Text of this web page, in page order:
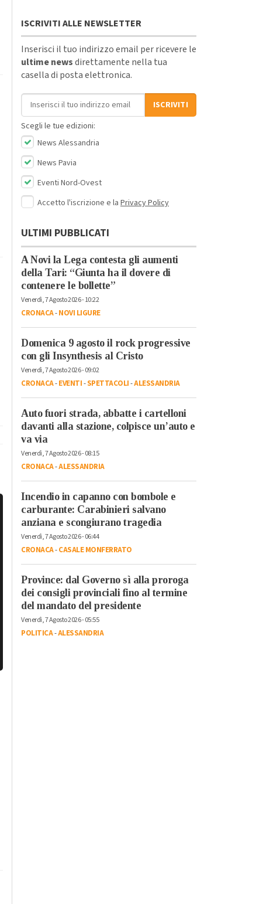
ISCRIVITI ALLE NEWSLETTER
Inserisci il tuo indirizzo email per ricevere le
ultime newsdirettamente nella tua
casella di posta elettronica.
Indirizzo email
ISCRIVITI
Scegli le tue edizioni:
News Alessandria
News Pavia
Eventi Nord-Ovest
Accetto l'iscrizione e la Privacy Policy
ULTIMI PUBBLICATI
A Novi la Lega contesta gli aumenti
della Tari: “Giunta ha il dovere di
contenere le bollette”
Venerdì, 7 Agosto 2026 - 10:22
CRONACA-NOVI LIGURE
Domenica 9 agosto il rock progressive
con gli Insynthesis al Cristo
Venerdì, 7 Agosto 2026 - 09:02
CRONACA-EVENTI-SPETTACOLI-ALESSANDRIA
Auto fuori strada, abbatte i cartelloni
davanti alla stazione, colpisce un’auto e
va via
Venerdì, 7 Agosto 2026 - 08:15
CRONACA-ALESSANDRIA
Incendio in capanno con bombole e
carburante: Carabinieri salvano
anziana e scongiurano tragedia
Venerdì, 7 Agosto 2026 - 06:44
CRONACA-CASALE MONFERRATO
Province: dal Governo sì alla proroga
dei consigli provinciali fino al termine
del mandato del presidente
Venerdì, 7 Agosto 2026 - 05:55
POLITICA-ALESSANDRIA